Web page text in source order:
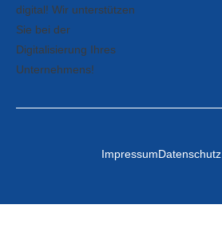
ImpressumDatenschutz